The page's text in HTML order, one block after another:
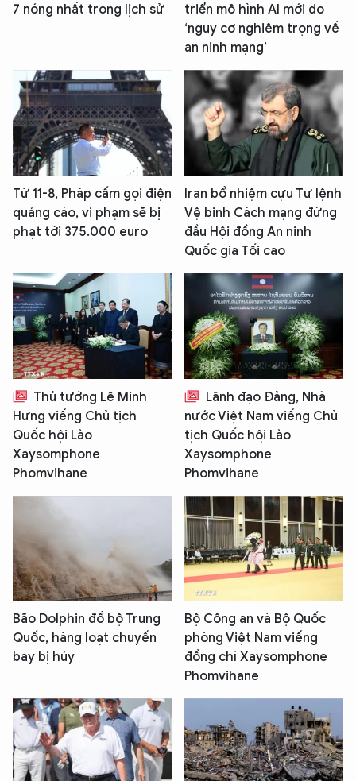
7 nóng nhất trong lịch sử
triển mô hình AI mới do
‘nguy cơ nghiêm trọng về
an ninh mạng’
Từ 11-8, Pháp cấm gọi điện
quảng cáo, vi phạm sẽ bị
phạt tới 375.000 euro
Iran bổ nhiệm cựu Tư lệnh
Vệ binh Cách mạng đứng
đầu Hội đồng An ninh
Quốc gia Tối cao
Thủ tướng Lê Minh
Hưng viếng Chủ tịch
Quốc hội Lào
Xaysomphone
Phomvihane
Lãnh đạo Đảng, Nhà
nước Việt Nam viếng Chủ
tịch Quốc hội Lào
Xaysomphone
Phomvihane
Bão Dolphin đổ bộ Trung
Quốc, hàng loạt chuyến
bay bị hủy
Bộ Công an và Bộ Quốc
phòng Việt Nam viếng
đồng chí Xaysomphone
Phomvihane